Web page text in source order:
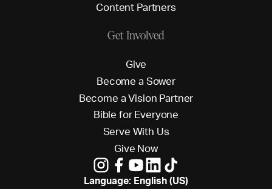
Content Partners
Get Involved
Give
Become a Sower
Become a Vision Partner
Bible for Everyone
Serve With Us
Give Now
Language: English (US)